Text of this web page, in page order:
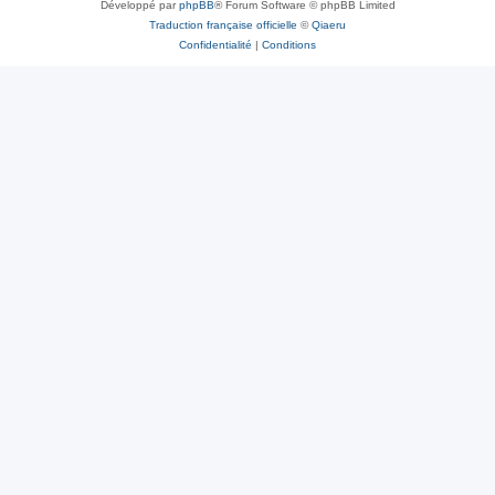
Développé parphpBB® Forum Software © phpBB Limited
Traduction française officielle ©Qiaeru
Confidentialité | Conditions